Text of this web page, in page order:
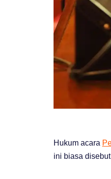
Hukum acara
ini biasa